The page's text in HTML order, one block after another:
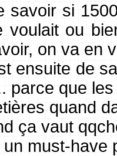
savoir si
voulait ou
on va en
ensuite de
parce que
quand
ça vaut
must-have